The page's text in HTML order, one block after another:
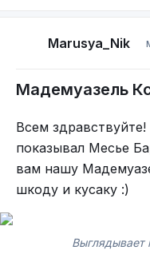
Marusya_Nik
Мадемуазель
Всем
показывал Месье
вам нашу
шкоду и кусаку :)
Выглядывает